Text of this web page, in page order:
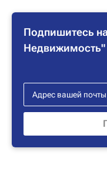
Подпишитесь
Недвижимость"